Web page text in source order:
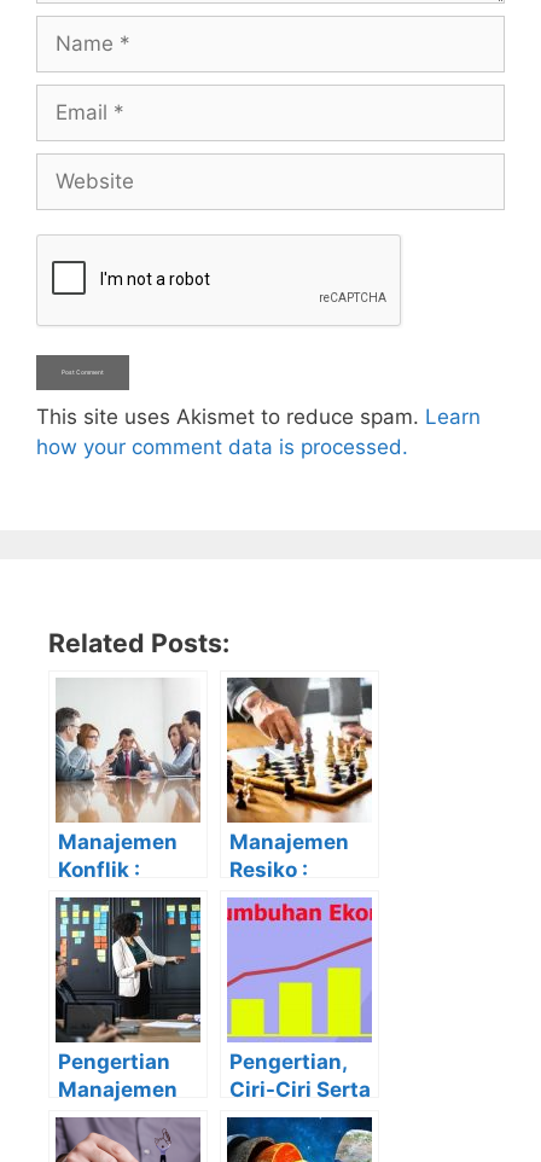
Name
Email
Website
This site uses Akismet to reduce spam. Learn
how your comment data is processed.
Related Posts:
Manajemen
Konflik :
Pengertian,
Tujuan,
Manfaat,
Strategi dan
Tipenya
Manajemen
Resiko :
Pengertian,
Tujuan, Jenis-
Jenis dan
Komponenny
a
Pengertian
Manajemen
Pemasaran :
Konsep,
Pengertian,
Ciri-Ciri Serta
Faktor
Pertumbuhan